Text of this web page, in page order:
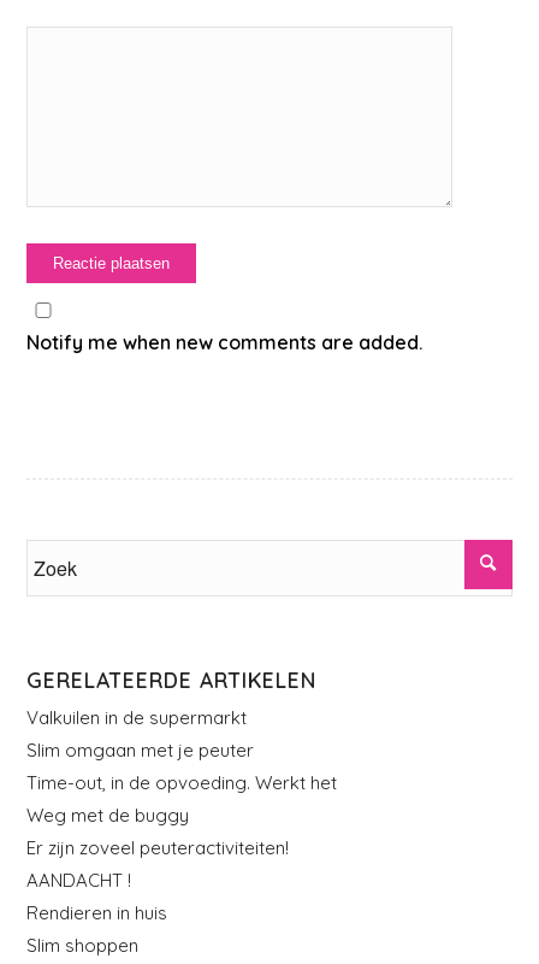
Notify me when new comments are added.
GERELATEERDE ARTIKELEN
Valkuilen in de supermarkt
Slim omgaan met je peuter
Time-out, in de opvoeding. Werkt het
Weg met de buggy
Er zijn zoveel peuteractiviteiten!
AANDACHT !
Rendieren in huis
Slim shoppen